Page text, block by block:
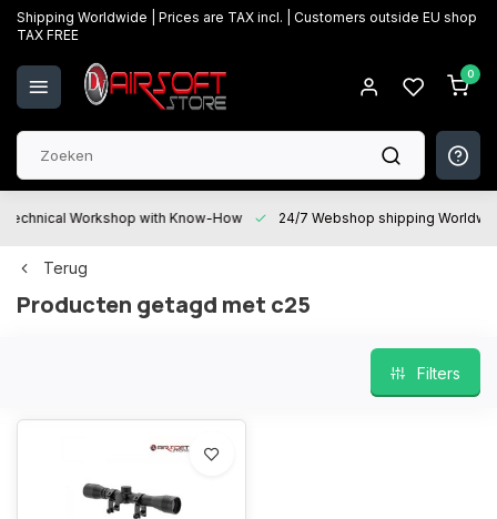
Shipping Worldwide | Prices are TAX incl. | Customers outside EU shop
TAX FREE
0
Technical Workshop with Know-How 24/7 Webshop shipping
Terug
Producten getagd met c25
Filters